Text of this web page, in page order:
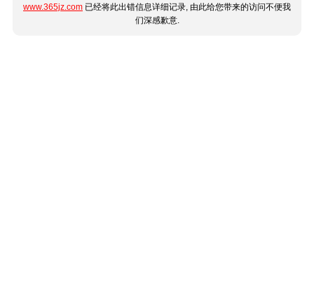
www.365jz.com 已经将此出错信息详细记录, 由此给您带来的访问不便我
们深感歉意.